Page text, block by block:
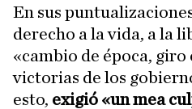
En sus
derecho a la vida, a la
«cambio de época,
victorias de los
esto, exigió «un mea